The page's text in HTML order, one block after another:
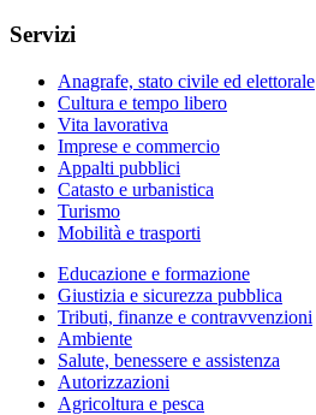
Servizi
Anagrafe, stato civile ed elettorale
Cultura e tempo libero
Vita lavorativa
Imprese e commercio
Appalti pubblici
Catasto e urbanistica
Turismo
Mobilità e trasporti
Educazione e formazione
Giustizia e sicurezza pubblica
Tributi, finanze e contravvenzioni
Ambiente
Salute, benessere e assistenza
Autorizzazioni
Agricoltura e pesca